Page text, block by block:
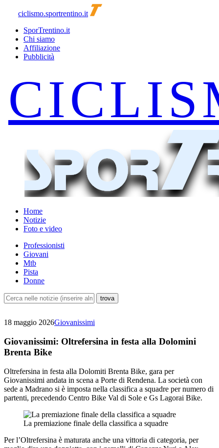
ciclismo.sportrentino.it
SporTrentino.it
Chi siamo
Affiliazione
Pubblicità
Home
Notizie
Foto e video
Professionisti
Giovani
Mtb
Pista
Donne
18 maggio 2026Giovanissimi
Giovanissimi: Oltrefersina in festa alla Dolomini
Brenta Bike
Oltrefersina in festa alla Dolomiti Brenta Bike, gara per
Giovanissimi andata in scena a Porte di Rendena. La società con
sede a Madrano si è imposta nella classifica a squadre per numero di
partenti, precedendo Centro Bike Val di Sole e Gs Lagorai Bike.
La premiazione finale della classifica a squadre
Per l’Oltrefersina è maturata anche una vittoria di categoria, per